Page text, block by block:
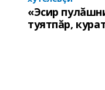
«Эсир
туятпăр,